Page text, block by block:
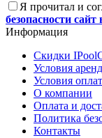
Я прочитал и
безопасности
Информация
Скидки
Условия
Условия
О компании
Оплата и
Политика
Контакты